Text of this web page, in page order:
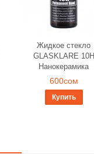
Жидкое стекло
GLASKLARE 10H
Нанокерамика
600сом
Купить